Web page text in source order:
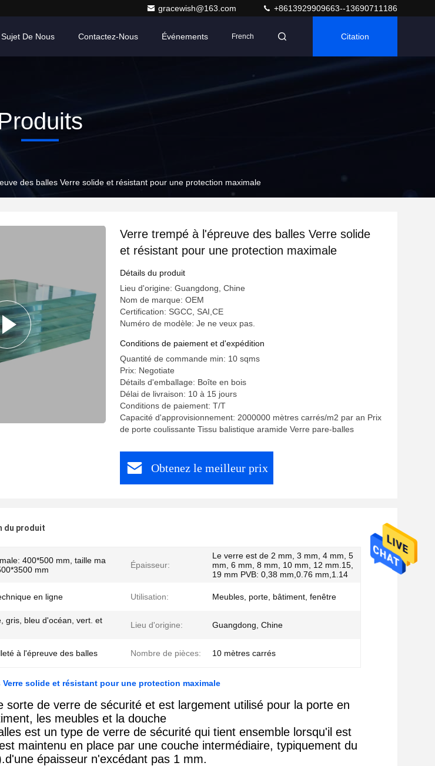
gracewish@163.com +8613929909663--13690711186
De Nous Contactez-Nous Événements French Citation
des balles Verre solide et résistant pour une protection maximale
Verre trempé à l'épreuve des balles Verre solide
et résistant pour une protection maximale
Détails du produit
Lieu d'origine: Guangdong, Chine
Nom de marque: OEM
Certification: SGCC, SAI,CE
Numéro de modèle: Je ne veux pas.
Conditions de paiement et d'expédition
Quantité de commande min: 10 sqms
Prix: Negotiate
Détails d'emballage: Boîte en bois
Délai de livraison: 10 à 15 jours
Conditions de paiement: T/T
Capacité d'approvisionnement: 2000000 mètres carrés/m2 par an Prix
de porte coulissante Tissu balistique aramide Verre pare-balles
Obtenez le meilleur prix
du produit
400*500 mm, taille ma
mm
Épaisseur:
Le verre est de 2 mm, 3 mm, 4 mm, 5
mm, 6 mm, 8 mm, 10 mm, 12 mm.15,
19 mm PVB: 0,38 mm,0.76 mm,1.14
en ligne Utilisation: Meubles, porte, bâtiment, fenêtre
gris, bleu d'océan, vert. et
Lieu d'origine: Guangdong, Chine
à l'épreuve des balles Nombre de pièces: 10 mètres carrés
Verre solide et résistant pour une protection maximale
sorte de verre de sécurité et est largement utilisé pour la porte en
les meubles et la douche
est un type de verre de sécurité qui tient ensemble lorsqu'il est
maintenu en place par une couche intermédiaire, typiquement du
épaisseur n'excédant pas 1 mm.